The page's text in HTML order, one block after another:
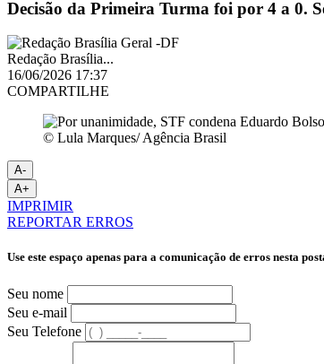
Decisão da Primeira Turma foi por 4 a 0.
Redação Brasília...
16/06/2026 17:37
COMPARTILHE
© Lula Marques/ Agência Brasil
A-
A+
IMPRIMIR
REPORTAR ERROS
Use este espaço apenas para a comunicação de erros nesta
Seu nome
Seu e-mail
Seu Telefone